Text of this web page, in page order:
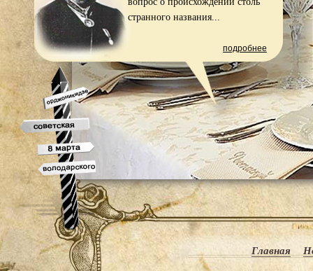
странного названия...
подробнее
Главная